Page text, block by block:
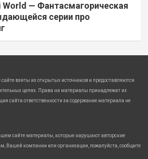
— Фантасмагорическая
серии про
взяты из открытых источников и предоставляются
целях. Права на материалы принадлежат их
сайта ответственности за содержание материала не
сайте материалы, которые нарушают авторские
Вашей компании или организации, пожалуйста, сообщите